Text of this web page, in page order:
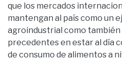
que los mercados
mantengan al país como un
agroindustrial como
precedentes en estar al día
de consumo de alimentos a